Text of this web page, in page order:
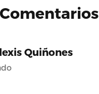
Quiñones